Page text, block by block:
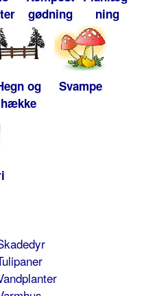
gødning
ning
og
hække
Svampe